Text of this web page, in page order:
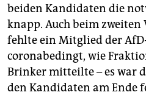
beiden Kandidaten die
knapp. Auch beim zweiten
fehlte ein Mitglied der
coronabedingt, wie
Brinker mitteilte – es war
den Kandidaten am Ende